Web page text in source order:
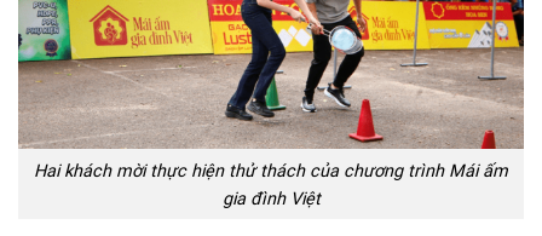
Hai khách mời thực hiện thử thách của chương trình Mái ấm
gia đình Việt